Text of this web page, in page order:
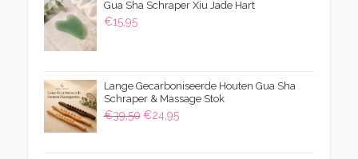
Gua Sha Schraper Xiu Jade Hart
€15,95
Lange Gecarboniseerde Houten Gua Sha
Schraper & Massage Stok
€39,50 Oorspronkelijke
€24,95Huidige